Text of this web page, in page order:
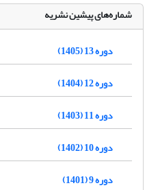
شماره‌های پیشین نشریه
دوره 13 (1405)
دوره 12 (1404)
دوره 11 (1403)
دوره 10 (1402)
دوره 9 (1401)